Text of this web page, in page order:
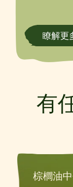
瞭解更
有
棕櫚油